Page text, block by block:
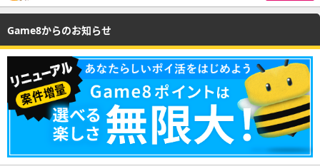
Game8からのお知らせ